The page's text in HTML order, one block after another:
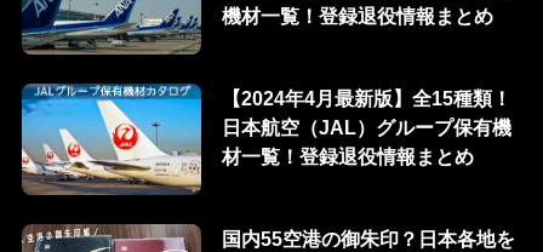
機材一覧！登録退役情報まとめ
【2024年4月最新版】全15種類！
日本航空（JAL）グループ保有機
材一覧！登録退役情報まとめ
国内55空港の御朱印？日本各地を